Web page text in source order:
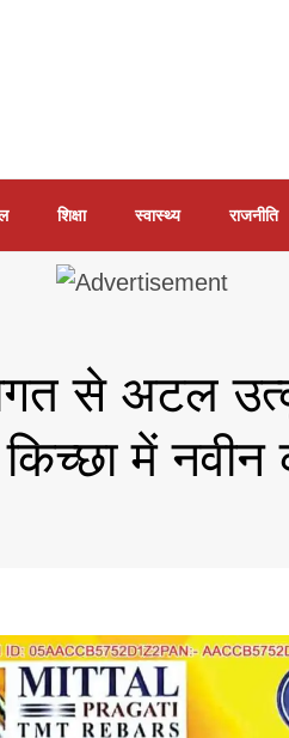
शिक्षा स्वास्थ्य राजनीति
से अटल
में नवीन